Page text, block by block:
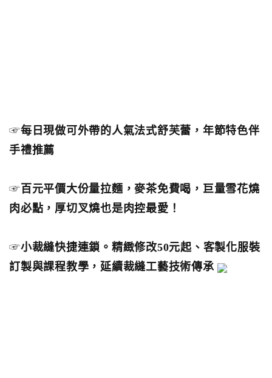
☞每日現做可外帶的人氣法式舒芙蕾，年節特色伴
手禮推薦
☞ 百元平價大份量拉麵，麥茶免費喝，巨量雪花燒
肉必點，厚切叉燒也是肉控最愛！
☞小裁縫快捷連鎖。精緻修改50元起、客製化服裝
訂製與課程教學，延續裁縫工藝技術傳承